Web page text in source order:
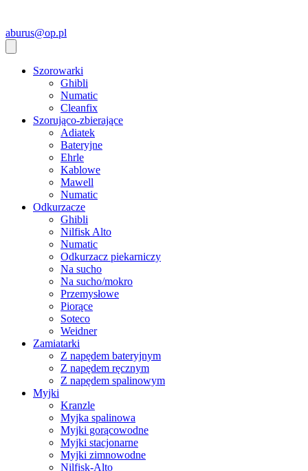
aburus@op.pl
Szorowarki
Ghibli
Numatic
Cleanfix
Szorująco-zbierające
Adiatek
Bateryjne
Ehrle
Kablowe
Mawell
Numatic
Odkurzacze
Ghibli
Nilfisk Alto
Numatic
Odkurzacz piekarniczy
Na sucho
Na sucho/mokro
Przemysłowe
Piorące
Soteco
Weidner
Zamiatarki
Z napędem bateryjnym
Z napędem ręcznym
Z napędem spalinowym
Myjki
Kranzle
Myjka spalinowa
Myjki gorącowodne
Myjki stacjonarne
Myjki zimnowodne
Nilfisk-Alto